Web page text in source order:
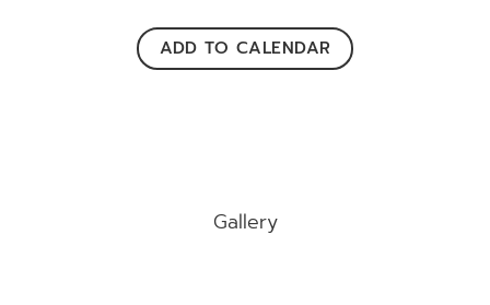
ADD TO CALENDAR
Gallery